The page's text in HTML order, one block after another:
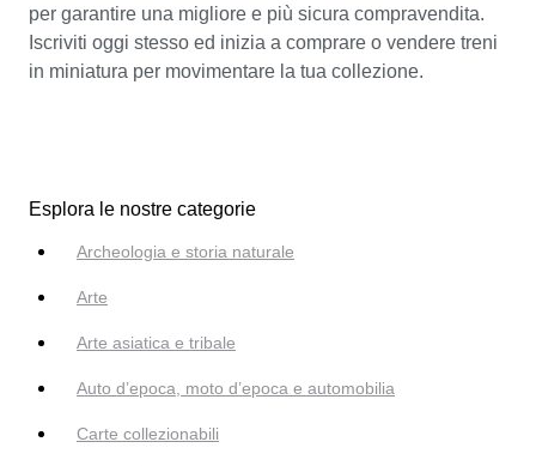
per garantire una migliore e più sicura compravendita.
Iscriviti oggi stesso ed inizia a comprare o vendere treni
in miniatura per movimentare la tua collezione.
Esplora le nostre categorie
Archeologia e storia naturale
Arte
Arte asiatica e tribale
Auto d’epoca, moto d’epoca e automobilia
Carte collezionabili